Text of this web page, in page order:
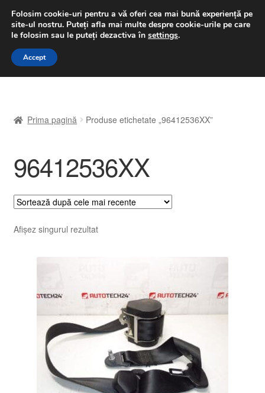
LIVRARE de la 33 lei
luni-vineri 9 a.m. - 4 p.m.031 229 6816
Sari
Sari
A lua legatura
Contul meu
Coș
Despre noi
Finalizare comandă
Livrare în toată lumea
Plângere
Prima pagină Produse etichetate „96412536XX”
96412536XX
Afișez singurul rezultat
Folosim cookie-uri pentru a vă oferi cea mai bună experiență pe
site-ul nostru. Puteți afla mai multe despre cookie-urile pe care
le folosim sau le puteți dezactiva în settings.
Accept